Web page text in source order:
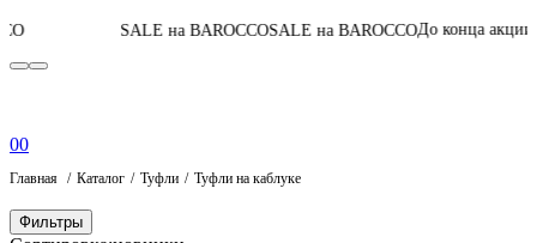
SALE на BAROCCO SALE на BAROCCO До конца акции06:03:31:56
00
Главная Каталог Туфли Туфли на каблуке
Фильтры